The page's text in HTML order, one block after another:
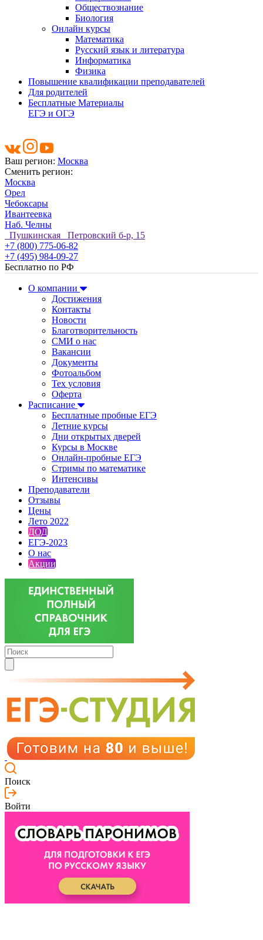
Обществознание
Биология
Онлайн курсы
Математика
Русский язык и литература
Информатика
Физика
Повышение квалификации преподавателей
Для родителей
Бесплатные Материалы
ЕГЭ и ОГЭ
Ваш регион: Москва
Сменить регион:
Москва
Орел
Чебоксары
Ивантеевка
Наб. Челны
Пушкинская Петровский б-р, 15
+7 (800) 775-06-82
+7 (495) 984-09-27
Бесплатно по РФ
О компании
Достижения
Контакты
Новости
Благотворительность
СМИ о нас
Вакансии
Документы
Фотоальбом
Тех условия
Оферта
Расписание
Бесплатные пробные ЕГЭ
Летние курсы
Дни открытых дверей
Курсы в Москве
Онлайн-пробные ЕГЭ
Стримы по математике
Интенсивы
Преподаватели
Отзывы
Цены
Лето 2022
ДОД
ЕГЭ-2023
О нас
Акции
Поиск
Войти